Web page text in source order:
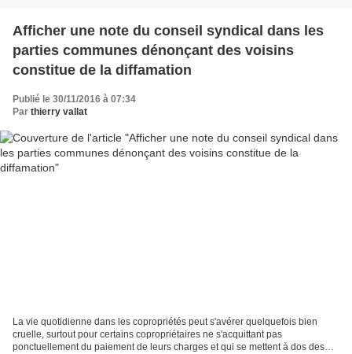
Afficher une note du conseil syndical dans les
parties communes dénonçant des voisins
constitue de la diffamation
Publié le 30/11/2016 à 07:34
Par thierry vallat
La vie quotidienne dans les copropriétés peut s'avérer quelquefois bien
cruelle, surtout pour certains copropriétaires ne s'acquittant pas
ponctuellement du paiement de leurs charges et qui se mettent à dos des